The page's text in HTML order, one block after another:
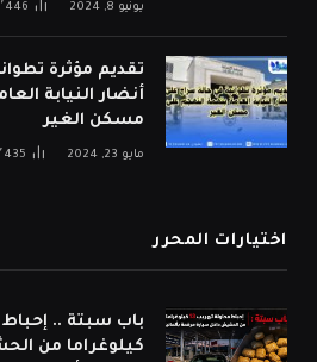
يونيو 8, 2024
تقديم مؤثرة
أنضار النيابة
مسكن الغير
مايو 23, 2024
اختيارات المحرر
كيلوغراما من